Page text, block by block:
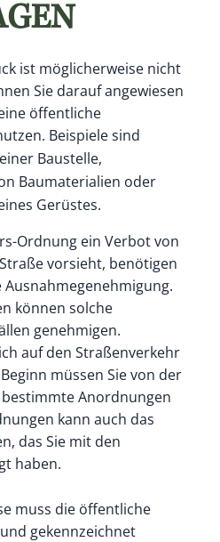
ist möglicherweise nicht
Sie darauf angewiesen
öffentliche
Beispiele sind
Baustelle,
Baumaterialien oder
Gerüstes.
Ordnung ein Verbot von
vorsieht, benötigen
Ausnahmegenehmigung.
können solche
genehmigen.
auf den Straßenverkehr
müssen Sie von der
Anordnungen
kann auch das
das Sie mit den
haben.
muss die öffentliche
gekennzeichnet